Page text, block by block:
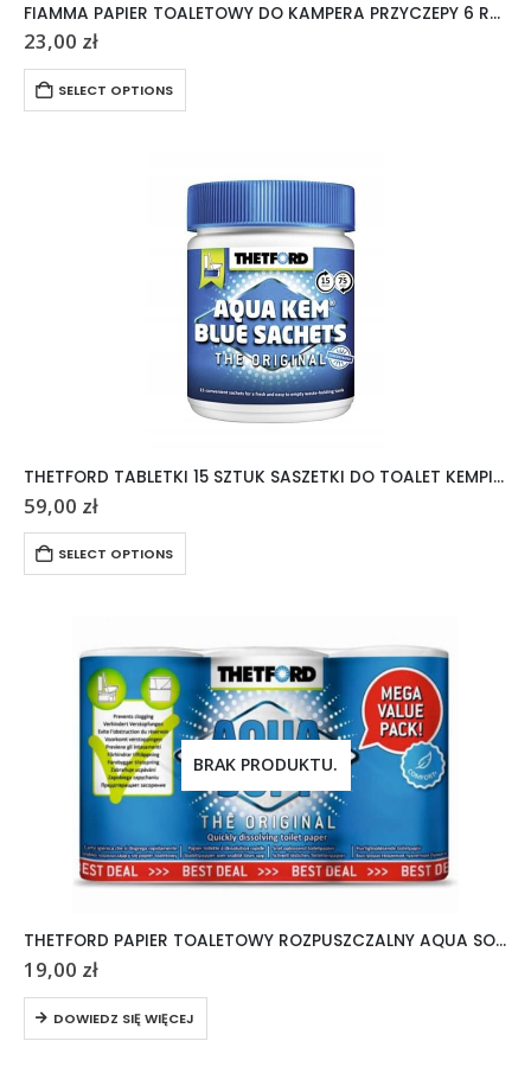
FIAMMA PAPIER TOALETOWY DO KAMPERA PRZYCZEPY 6 ROLEK
23,00 zł
SELECT OPTIONS
THETFORD TABLETKI 15 SZTUK SASZETKI DO TOALET KEMPINGOWYCH AQUA KEM
59,00 zł
SELECT OPTIONS
BRAK PRODUKTU.
THETFORD PAPIER TOALETOWY ROZPUSZCZALNY AQUA SOFT 6 ROLEK
19,00 zł
DOWIEDZ SIĘ WIĘCEJ